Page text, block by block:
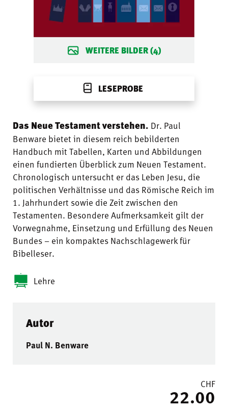
WEITERE BILDER (4)
LESEPROBE
Das Neue Testament verstehen. Dr. Paul
Benware bietet in diesem reich bebilderten
Handbuch mit Tabellen, Karten und Abbildungen
einen fundierten Überblick zum Neuen Testament.
Chronologisch untersucht er das Leben Jesu, die
politischen Verhältnisse und das Römische Reich im
1. Jahrhundert sowie die Zeit zwischen den
Testamenten. Besondere Aufmerksamkeit gilt der
Vorwegnahme, Einsetzung und Erfüllung des Neuen
Bundes – ein kompaktes Nachschlagewerk für
Bibelleser.
Lehre
Autor
Paul N. Benware
CHF
22.00